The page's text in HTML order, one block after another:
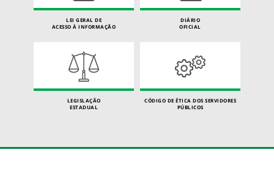
LEI GERAL DE
ACESSO À INFORMAÇÃO
DIÁRIO
OFICIAL
LEGISLAÇÃO
ESTADUAL
CÓDIGO DE ÉTICA DOS SERVIDORES
PÚBLICOS